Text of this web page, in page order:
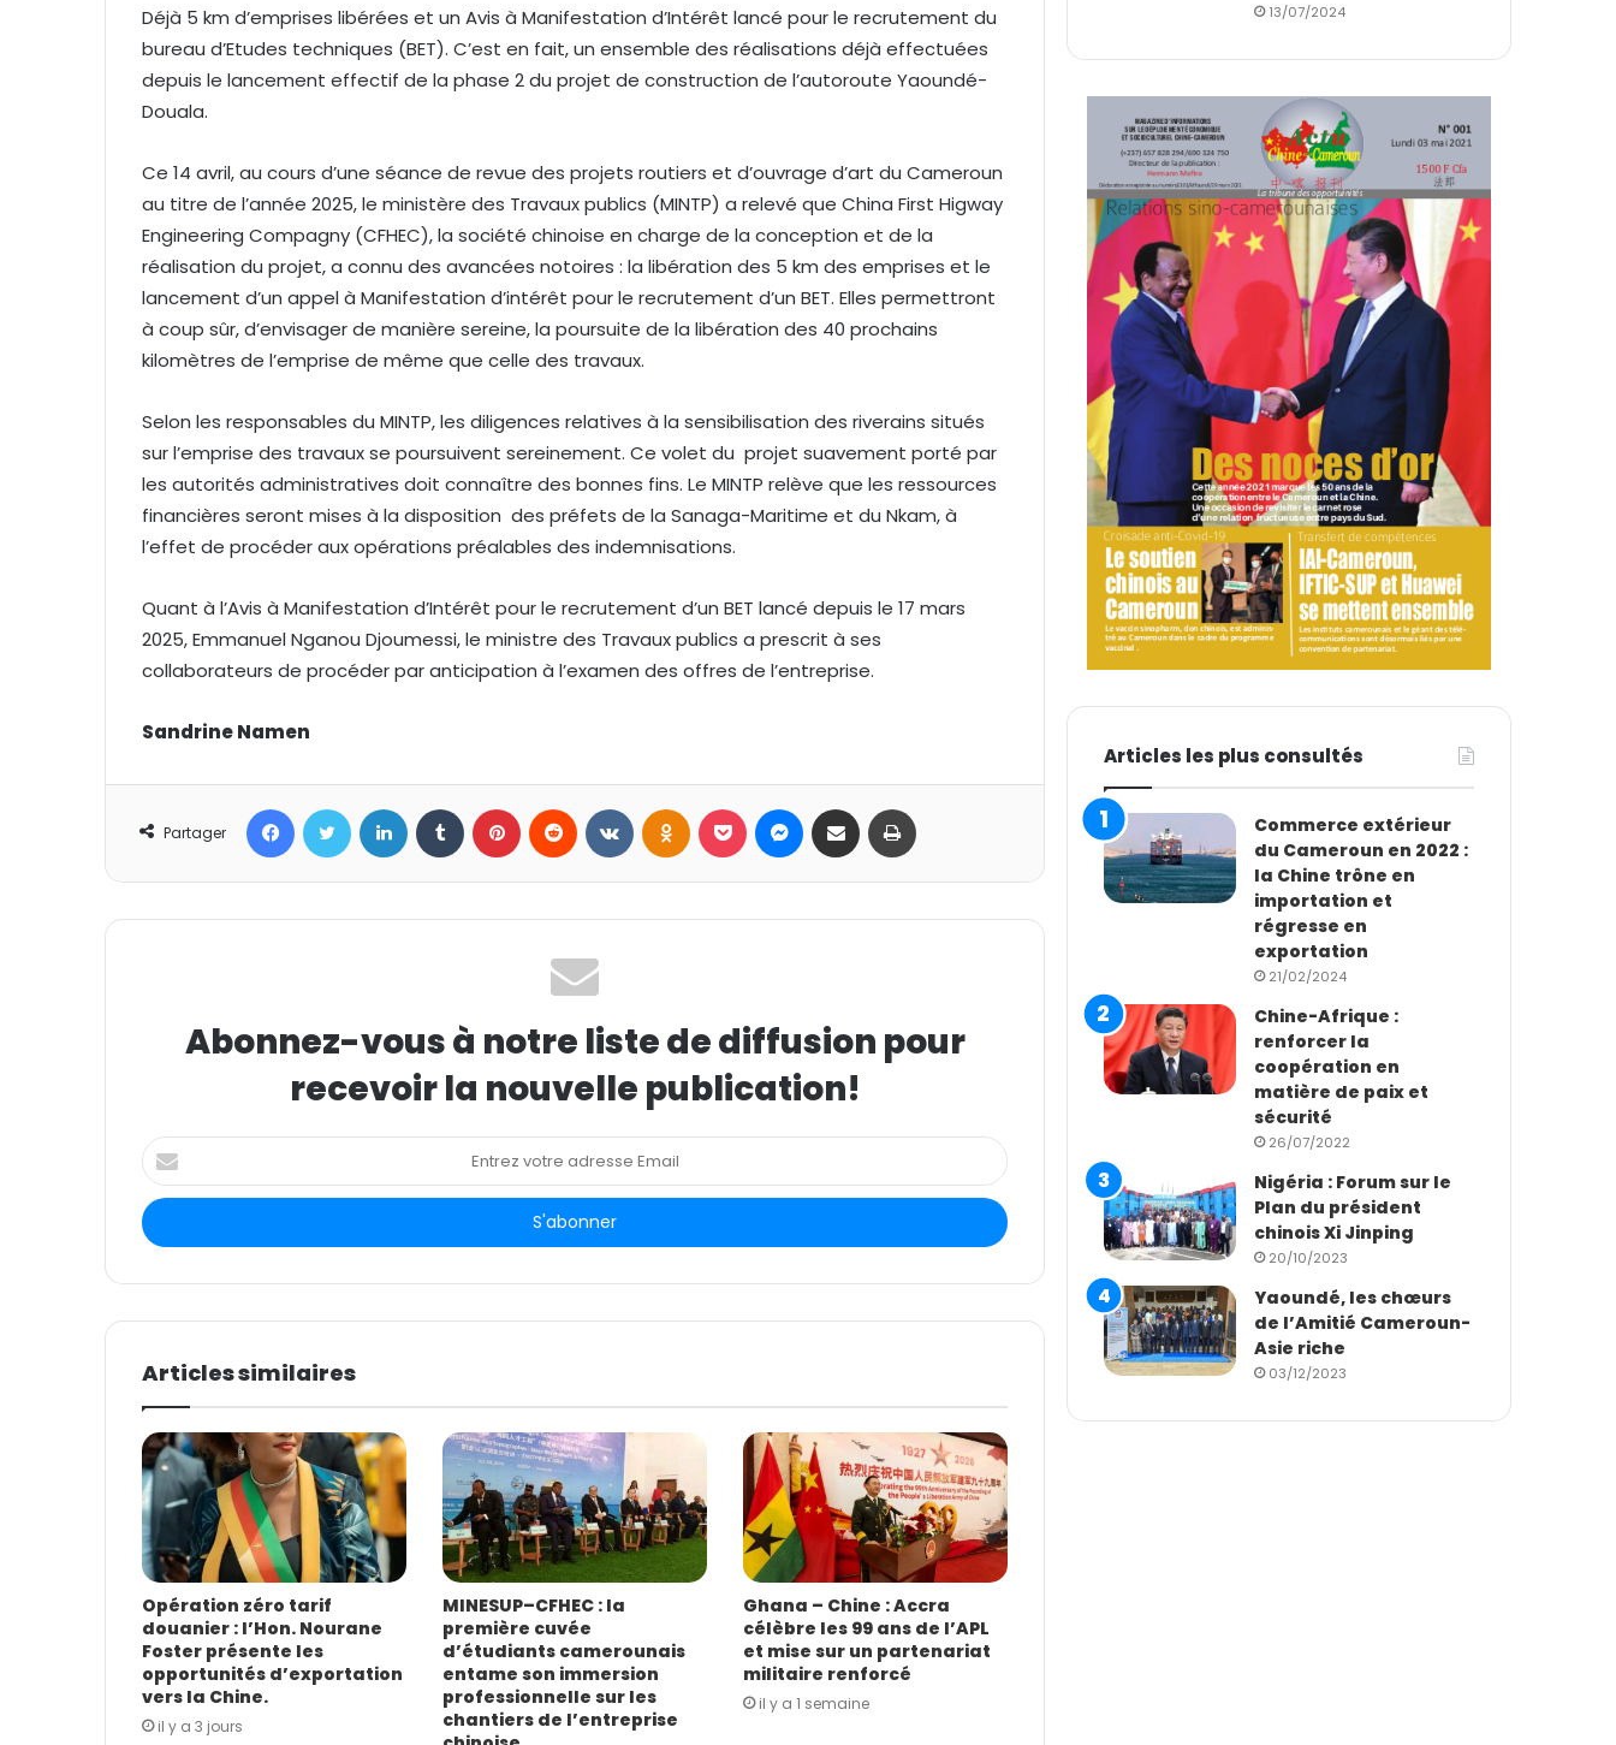
e
l
Déjà 5 km d’emprises libérées et un Avis à Manifestation d’Intérêt lancé pour le recrutement du
bureau d’Etudes techniques (BET). C’est en fait, un ensemble des réalisations déjà effectuées
depuis le lancement effectif de la phase 2 du projet de construction de l’autoroute Yaoundé-
Douala.
Ce 14 avril, au cours d’une séance de revue des projets routiers et d’ouvrage d’art du Cameroun
au titre de l’année 2025, le ministère des Travaux publics (MINTP) a relevé que China First Higway
Engineering Compagny (CFHEC), la société chinoise en charge de la conception et de la
réalisation du projet, a connu des avancées notoires : la libération des 5 km des emprises et le
lancement d’un appel à Manifestation d’intérêt pour le recrutement d’un BET. Elles permettront
à coup sûr, d’envisager de manière sereine, la poursuite de la libération des 40 prochains
kilomètres de l’emprise de même que celle des travaux.
Selon les responsables du MINTP, les diligences relatives à la sensibilisation des riverains situés
sur l’emprise des travaux se poursuivent sereinement. Ce volet du projet suavement porté par
les autorités administratives doit connaître des bonnes fins. Le MINTP relève que les ressources
financières seront mises à la disposition des préfets de la Sanaga-Maritime et du Nkam, à
l’effet de procéder aux opérations préalables des indemnisations.
Quant à l’Avis à Manifestation d’Intérêt pour le recrutement d’un BET lancé depuis le 17 mars
2025, Emmanuel Nganou Djoumessi, le ministre des Travaux publics a prescrit à ses
collaborateurs de procéder par anticipation à l’examen des offres de l’entreprise.
Sandrine Namen
Partager
Abonnez-vous à notre liste de diffusion pour
recevoir la nouvelle publication!
E
n
r
e
o
r
e
d
r
e
s
s
e
E
m
a
i
l
Articles similaires
Opération zéro tarif
douanier : l’Hon. Nourane
Foster présente les
opportunités d’exportation
vers la Chine.
il y a 3 jours
MINESUP–CFHEC : la
première cuvée
d’étudiants camerounais
entame son immersion
professionnelle sur les
chantiers de l’entreprise
Ghana – Chine : Accra
célèbre les 99 ans de l’APL
et mise sur un partenariat
militaire renforcé
il y a 1 semaine
13/07/2024
Articles les plus consultés
Commerce extérieur
du Cameroun en 2022 :
la Chine trône en
importation et
régresse en
exportation
21/02/2024
Chine-Afrique :
renforcer la
coopération en
matière de paix et
sécurité
26/07/2022
Nigéria : Forum sur le
Plan du président
chinois Xi Jinping
20/10/2023
Yaoundé, les chœurs
de l’Amitié Cameroun-
Asie riche
03/12/2023